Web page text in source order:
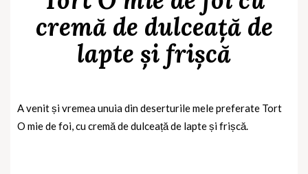
cremă de dulceață de
lapte și frișcă
A venit și vremea unuia din deserturile mele preferate Tort
O mie de foi, cu cremă de dulceață de lapte și frișcă.